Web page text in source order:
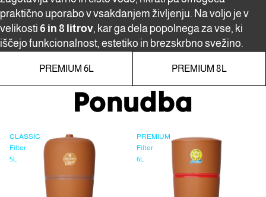
praktično uporabo v vsakdanjem življenju. Na voljo je v
velikosti 6 in 8 litrov, kar ga dela popolnega za vse, ki
iščejo funkcionalnost, estetiko in brezskrbno svežino.
PREMIUM 6L PREMIUM 8L
Ponudba
CLASSIC
Filter
5L
PREMIUM
Filter
6L